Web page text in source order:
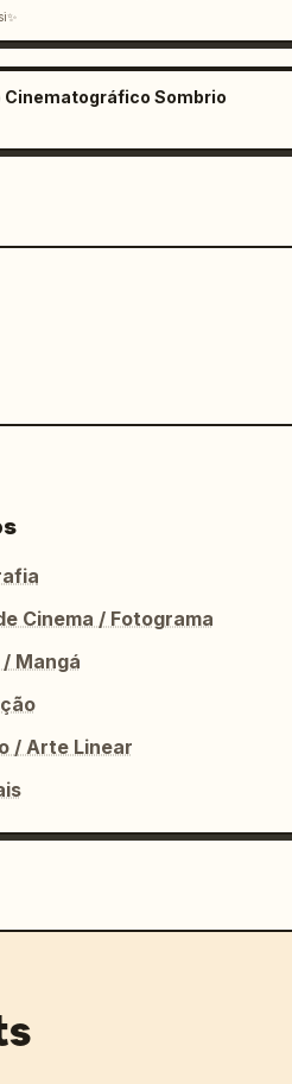
Cinematográfico Sombrio
Cinema / Fotograma
Mangá
/ Arte Linear